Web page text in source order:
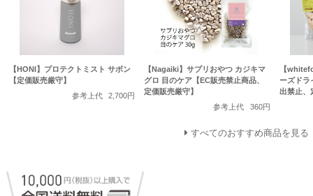
【HONI】プロテクトミスト サボン
【定価販売厳守】
参考上代
2,700円
【Nagaiki】サプリおやつ カジキマ
グロ 目のケア【EC販売禁止商品、
定価販売厳守】
参考上代
360円
【
ーズド
出禁止、
すべてのおすすめ商品を見る